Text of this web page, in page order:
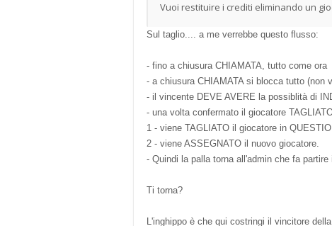
Vuoi restituire i crediti eliminando un
Sul taglio.... a me verrebbe questo flusso:
- fino a chiusura CHIAMATA, tutto come ora
- a chiusura CHIAMATA si blocca tutto (non
- il vincente DEVE AVERE la possiblità di
- una volta confermato il giocatore
1 - viene TAGLIATO il giocatore in
2 - viene ASSEGNATO il nuovo giocatore.
- Quindi la palla torna all'admin che fa partire
Ti torna?
L'inghippo è che qui costringi il vincitore